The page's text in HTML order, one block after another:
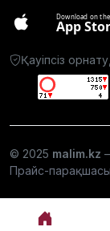
Download on the
App
Қауіпсіз
© 2025 malim.kz
Прайс-парақшасы